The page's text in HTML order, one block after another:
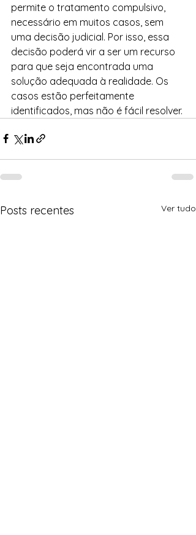
permite o tratamento compulsivo,
necessário em muitos casos, sem
uma decisão judicial. Por isso, essa
decisão poderá vir a ser um recurso
para que seja encontrada uma
solução adequada à realidade. Os
casos estão perfeitamente
identificados, mas não é fácil resolver.
Posts recentes Ver tudo